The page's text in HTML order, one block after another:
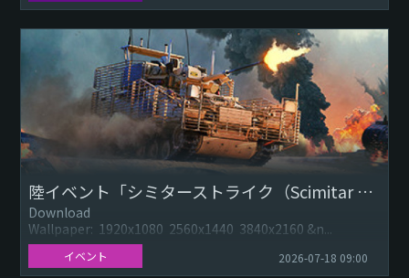
陸イベント「シミターストライク（Scimitar Strike）」：シミター Mk.2
Download
Wallpaper: 1920x1080 2560x1440 3840x2160 &n...
イベント 2026-07-18 09:00